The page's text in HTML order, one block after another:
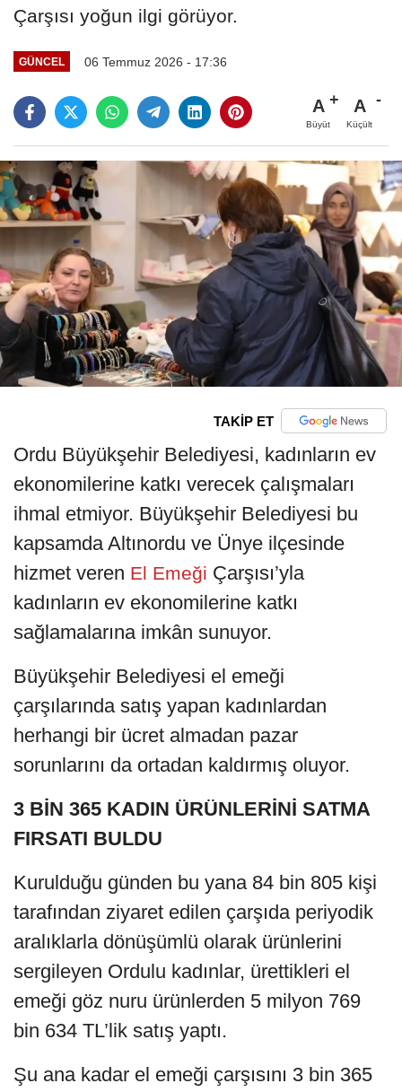
Çarşısı yoğun ilgi görüyor.
GÜNCEL 06 Temmuz 2026 - 17:36
A
Büyüt
A
Küçült
TAKİP ET
Ordu Büyükşehir Belediyesi, kadınların ev
ekonomilerine katkı verecek çalışmaları
ihmal etmiyor. Büyükşehir Belediyesi bu
kapsamda Altınordu ve Ünye ilçesinde
hizmet veren El Emeği Çarşısı’yla
kadınların ev ekonomilerine katkı
sağlamalarına imkân sunuyor.
Büyükşehir Belediyesi el emeği
çarşılarında satış yapan kadınlardan
herhangi bir ücret almadan pazar
sorunlarını da ortadan kaldırmış oluyor.
3 BİN 365 KADIN ÜRÜNLERİNİ SATMA
FIRSATI BULDU
Kurulduğu günden bu yana 84 bin 805 kişi
tarafından ziyaret edilen çarşıda periyodik
aralıklarla dönüşümlü olarak ürünlerini
sergileyen Ordulu kadınlar, ürettikleri el
emeği göz nuru ürünlerden 5 milyon 769
bin 634 TL’lik satış yaptı.
Şu ana kadar el emeği çarşısını 3 bin 365